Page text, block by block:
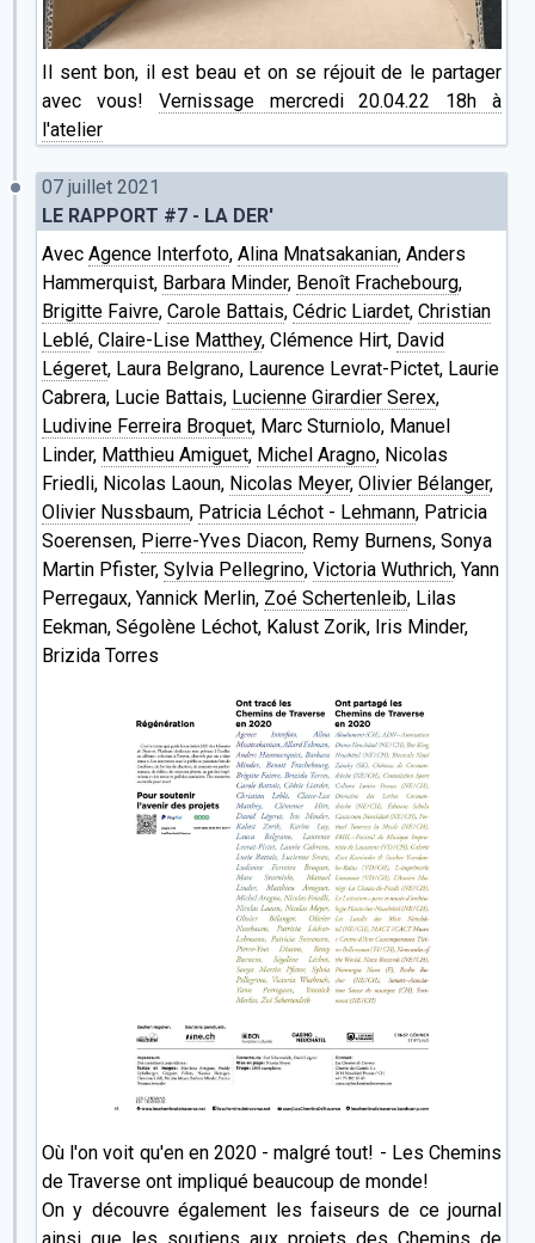
Il sent bon, il est beau et on se réjouit de le partager
avec vous! Vernissage mercredi 20.04.22 18h à
l'atelier
07 juillet 2021
LE RAPPORT #7 - LA DER'
Avec Agence Interfoto, Alina Mnatsakanian, Anders
Hammerquist, Barbara Minder, Benoît Frachebourg,
Brigitte Faivre, Carole Battais, Cédric Liardet, Christian
Leblé, Claire-Lise Matthey, Clémence Hirt, David
Légeret, Laura Belgrano, Laurence Levrat-Pictet, Laurie
Cabrera, Lucie Battais, Lucienne Girardier Serex,
Ludivine Ferreira Broquet, Marc Sturniolo, Manuel
Linder, Matthieu Amiguet, Michel Aragno, Nicolas
Friedli, Nicolas Laoun, Nicolas Meyer, Olivier Bélanger,
Olivier Nussbaum, Patricia Léchot - Lehmann, Patricia
Soerensen, Pierre-Yves Diacon, Remy Burnens, Sonya
Martin Pfister, Sylvia Pellegrino, Victoria Wuthrich, Yann
Perregaux, Yannick Merlin, Zoé Schertenleib, Lilas
Eekman, Ségolène Léchot, Kalust Zorik, Iris Minder,
Brizida Torres
Où l'on voit qu'en en 2020 - malgré tout! - Les Chemins
de Traverse ont impliqué beaucoup de monde!
On y découvre également les faiseurs de ce journal